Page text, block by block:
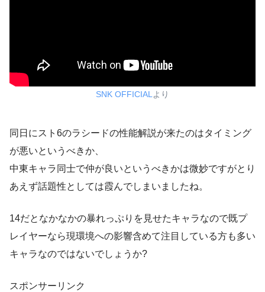
SNK OFFICIAL より
同日にスト6のラシードの性能解説が来たのはタイミング
が悪いというべきか、
中東キャラ同士で仲が良いというべきかは微妙ですがとり
あえず話題性としては霞んでしまいましたね。
14だとなかなかの暴れっぷりを見せたキャラなので既プ
レイヤーなら現環境への影響含めて注目している方も多い
キャラなのではないでしょうか?
スポンサーリンク